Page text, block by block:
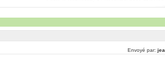
Envoyé par: